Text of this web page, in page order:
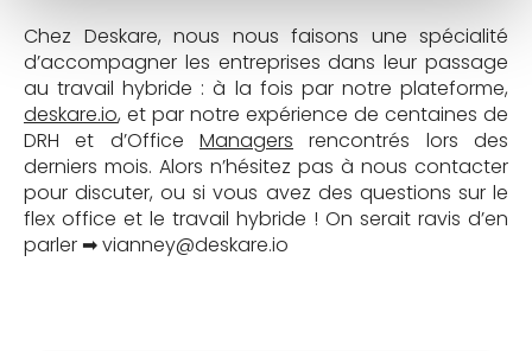
Chez Deskare, nous nous faisons une spécialité
d’accompagner les entreprises dans leur passage
au travail hybride : à la fois par notre plateforme,
deskare.io, et par notre expérience de centaines de
DRH et d’Office Managers rencontrés lors des
derniers mois. Alors n’hésitez pas à nous contacter
pour discuter, ou si vous avez des questions sur le
flex office et le travail hybride ! On serait ravis d’en
parler ➡ vianney@deskare.io